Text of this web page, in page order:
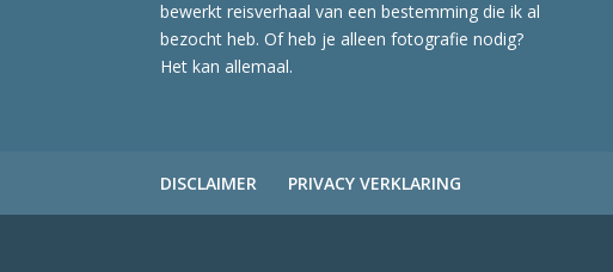
bewerkt reisverhaal van een bestemming die ik al
bezocht heb. Of heb je alleen fotografie nodig?
Het kan allemaal.
DISCLAIMER PRIVACY VERKLARING